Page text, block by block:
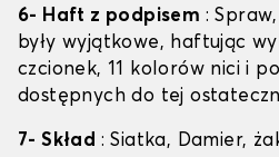
6- Haft z podpisem :
były wyjątkowe, haftując
czcionek, 11 kolorów nici i
dostępnych do tej
7- Skład : Siatka, Damier,